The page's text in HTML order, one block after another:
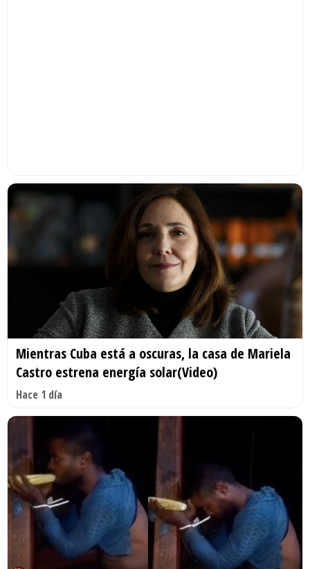
Mientras Cuba está a oscuras, la casa de Mariela
Castro estrena energía solar(Video)
Hace 1 día